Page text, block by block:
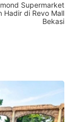
Supermarket
Hadir di Revo Mall
Bekasi